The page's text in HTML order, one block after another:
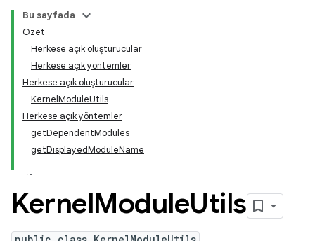
Bu sayfada
Özet
Herkese açık oluşturucular
Herkese açık yöntemler
Herkese açık oluşturucular
KernelModuleUtils
Herkese açık yöntemler
getDependentModules
getDisplayedModuleName
KernelModuleUtils